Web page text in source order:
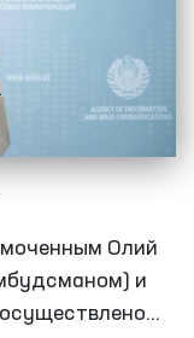
правам
и
Олий
и